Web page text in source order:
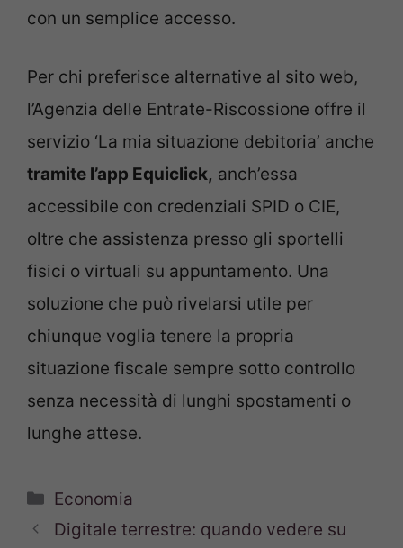
con un semplice accesso.
Per chi preferisce alternative al sito web,
l’Agenzia delle Entrate-Riscossione offre il
servizio ‘La mia situazione debitoria’ anche
tramite l’app Equiclick, anch’essa
accessibile con credenziali SPID o CIE,
oltre che assistenza presso gli sportelli
fisici o virtuali su appuntamento. Una
soluzione che può rivelarsi utile per
chiunque voglia tenere la propria
situazione fiscale sempre sotto controllo
senza necessità di lunghi spostamenti o
lunghe attese.
Categorie
Economia
Digitale terrestre: quando vedere su